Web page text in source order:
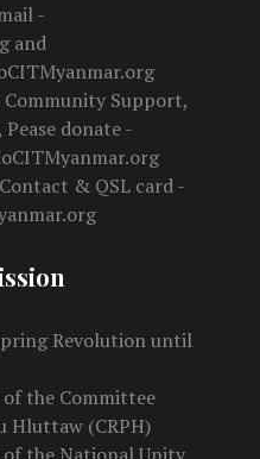
-
and
Support,
donate -
& QSL card -
Revolution until
of the Committee
Hluttaw (CRPH)